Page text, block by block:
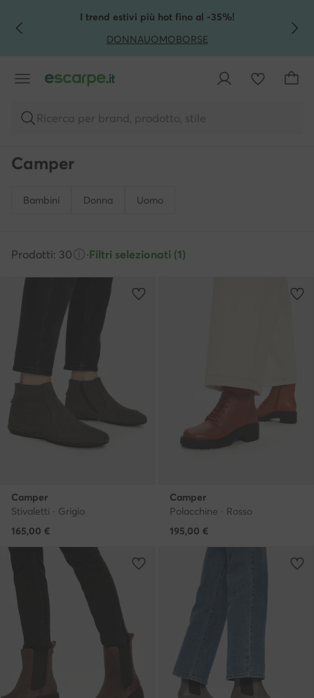
VAI AL CONTENUTO PRINCIPALE
VAI ALLA RICERCAI trend estivi più hot fino al -35%!
DONNAUOMOBORSE
Ricerca per brand, prodotto, stile
Camper
Bambini Donna Uomo
Prodotti: 30 ·Filtri selezionati (1)
Camper
Stivaletti · Grigio
165,00 €
Camper
Polacchine · Rosso
195,00 €